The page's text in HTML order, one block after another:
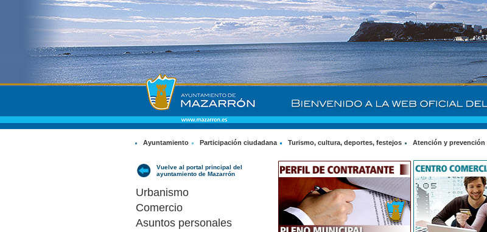
Ayuntamiento Participación ciudadana Turismo, cultura, deportes, festejos Atención y prevención
Vuelve al portal principal del
ayuntamiento de Mazarrón
Urbanismo
Comercio
Asuntos personales